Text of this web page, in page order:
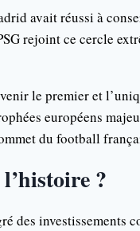
avait réussi à
rejoint ce cercle
le premier et
européens
du football
?
des investissements